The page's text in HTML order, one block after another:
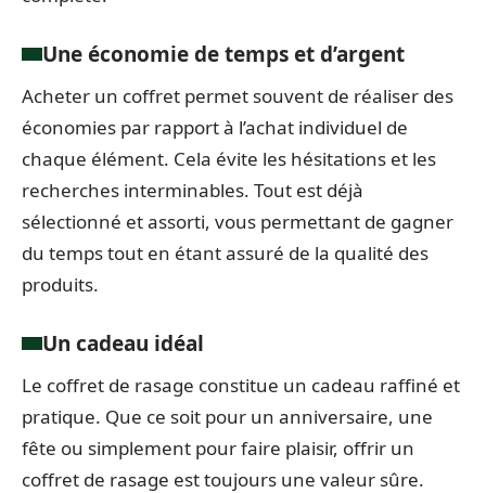
Une économie de temps et d’argent
Acheter un coffret permet souvent de réaliser des
économies par rapport à l’achat individuel de
chaque élément. Cela évite les hésitations et les
recherches interminables. Tout est déjà
sélectionné et assorti, vous permettant de gagner
du temps tout en étant assuré de la qualité des
produits.
Un cadeau idéal
Le coffret de rasage constitue un cadeau raffiné et
pratique. Que ce soit pour un anniversaire, une
fête ou simplement pour faire plaisir, offrir un
coffret de rasage est toujours une valeur sûre.